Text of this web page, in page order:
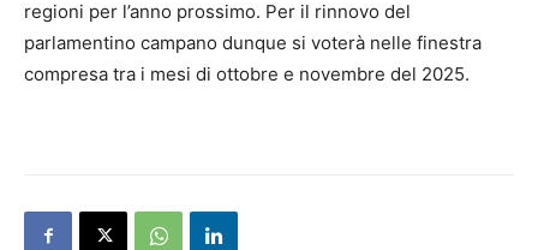
regioni per l’anno prossimo. Per il rinnovo del
parlamentino campano dunque si voterà nelle finestra
compresa tra i mesi di ottobre e novembre del 2025.